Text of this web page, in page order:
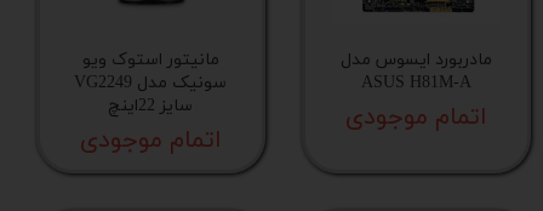
مادربورد ایسوس مدل
ASUS H81M-A
اتمام موجودی
مانیتور استوک ویو
سونیک مدل VG2249
سایز 22اینچ
اتمام موجودی